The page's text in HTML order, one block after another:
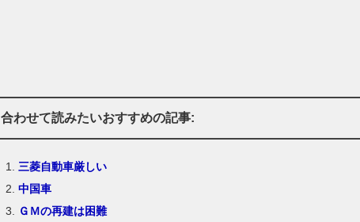
合わせて読みたいおすすめの記事:
三菱自動車厳しい
中国車
ＧＭの再建は困難